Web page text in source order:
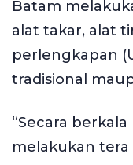
Batam
alat takar, alat
perlengkapan
tradisional
“Secara
melakukan